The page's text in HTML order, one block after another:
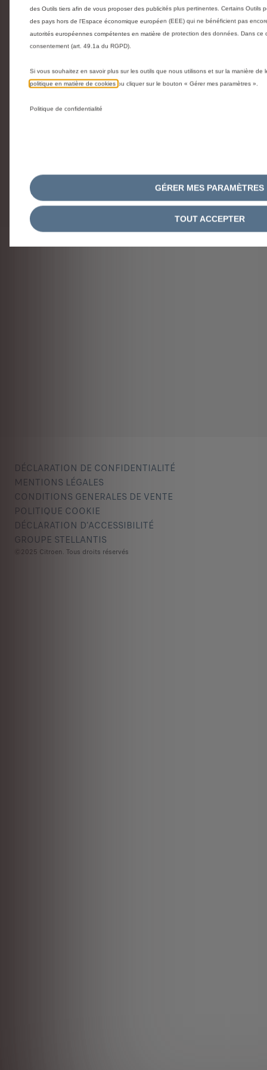
Code 4109NT
Volant De Direction 3
Branches - Cuir Et Aluminium
356,50 €
Code 9646H1
73,85 €
DÉCLARATION DE CONFIDENTIALITÉ
MENTIONS LÉGALES
CONDITIONS GENERALES DE VENTE
POLITIQUE COOKIE
DÉCLARATION D'ACCESSIBILITÉ
GROUPE STELLANTIS
©2025 Citroen. Tous droits réservés
des Outils tiers afin de vous proposer des publicités plus pertinentes. Certains Outils
des pays hors de l'Espace économique européen (EEE) qui ne bénéficient pas
autorités européennes compétentes en matière de protection des données. Dans ce
consentement (art. 49.1a du RGPD).
Si vous souhaitez en savoir plus sur les outils que nous utilisons et sur la manière de
politique en matière de cookies ou cliquer sur le bouton « Gérer mes paramètres ».
Politique de confidentialité
GÉRER MES PARAMÈTRES
TOUT ACCEPTER